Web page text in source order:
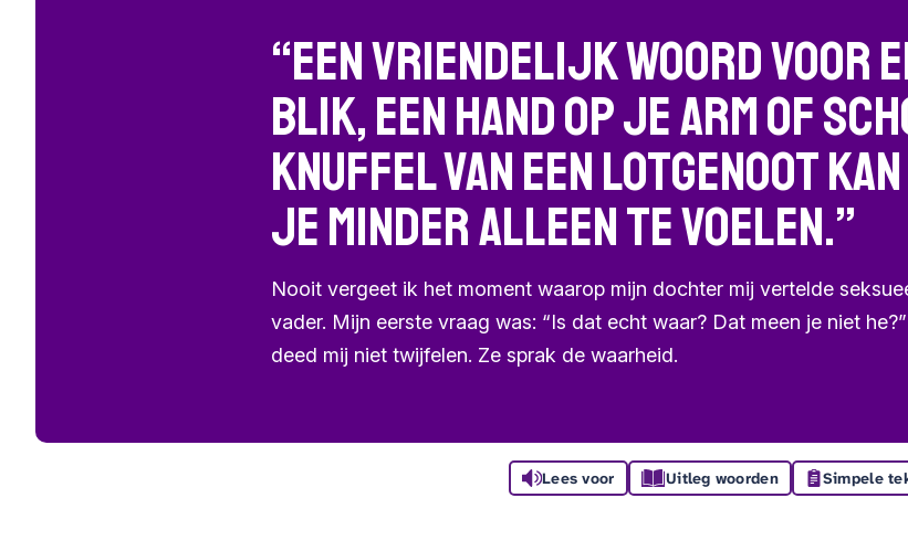
“Een vriendelijk woord voor
blik, een hand op je arm of
knuffel van een lotgenoot kan
je minder alleen te voelen.”
Nooit vergeet ik het moment waarop mijn dochter mij vertelde
vader. Mijn eerste vraag was: “Is dat echt waar? Dat meen je niet
deed mij niet twijfelen. Ze sprak de waarheid.
Lees voor Uitleg woorden Simpele